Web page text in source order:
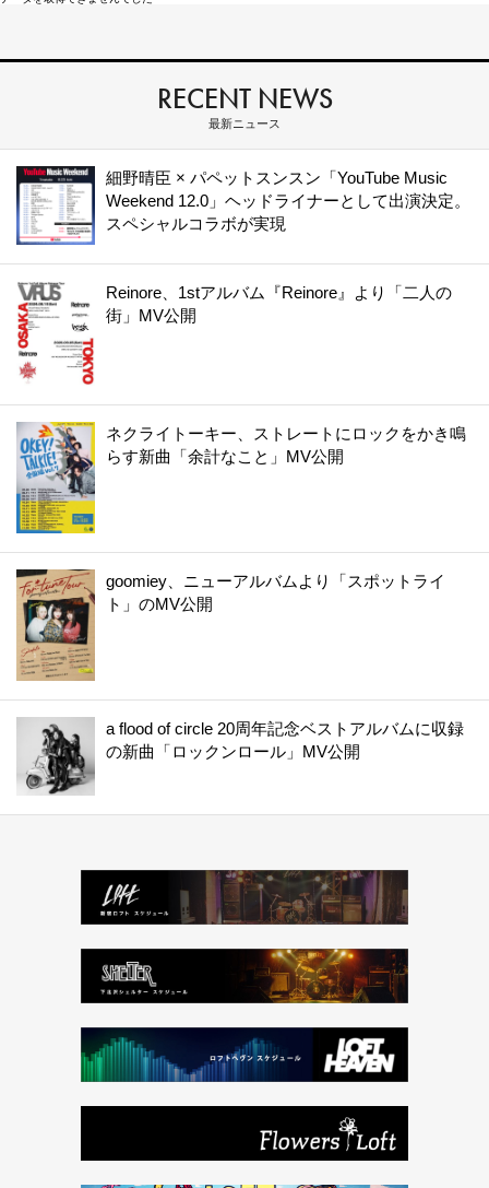
RECENT NEWS
最新ニュース
細野晴臣 × パペットスンスン「YouTube Music
Weekend 12.0」ヘッドライナーとして出演決定。
スペシャルコラボが実現
Reinore、1stアルバム『Reinore』より「二人の
街」MV公開
ネクライトーキー、ストレートにロックをかき鳴
らす新曲「余計なこと」MV公開
goomiey、ニューアルバムより「スポットライ
ト」のMV公開
a flood of circle 20周年記念ベストアルバムに収録
の新曲「ロックンロール」MV公開